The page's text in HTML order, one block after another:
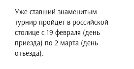
Уже ставший знаменитым
турнир пройдет в российской
столице с 19 февраля (день
приезда) по 2 марта (день
отъезда).